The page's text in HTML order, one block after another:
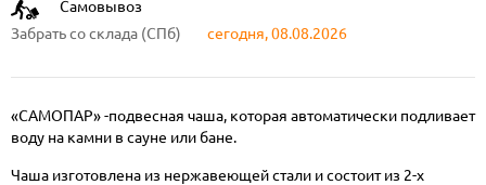
Самовывоз
Забрать со склада (СПб)
сегодня, 08.08.2026
«САМОПАР» -подвесная чаша, которая автоматически подливает
воду на камни в сауне или бане.
Чаша изготовлена из нержавеющей стали и состоит из 2-х